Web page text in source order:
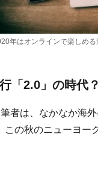
年はオンラインで楽しめ
「2.0」の時代？
者は、なかなか海
の秋のニューヨー